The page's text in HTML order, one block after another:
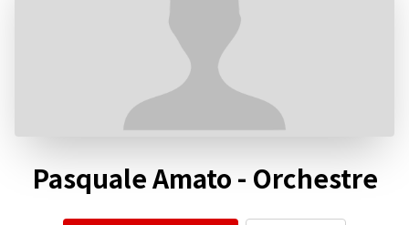
Pasquale Amato - Orchestre